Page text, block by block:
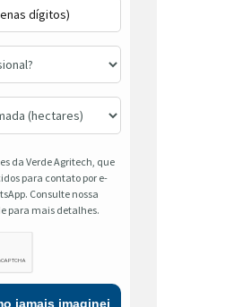
da Verde Agritech, que
para contato por e-
Consulte nossa
para mais detalhes.